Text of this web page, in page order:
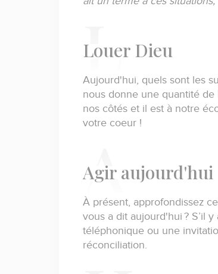
Louer Dieu
Aujourd'hui, quels sont les
nous donne une quantité
nos côtés et il est à notre
votre coeur !
Agir aujourd'hui
À présent, approfondissez
vous a dit aujourd'hui ? S’il
téléphonique ou une
réconciliation.